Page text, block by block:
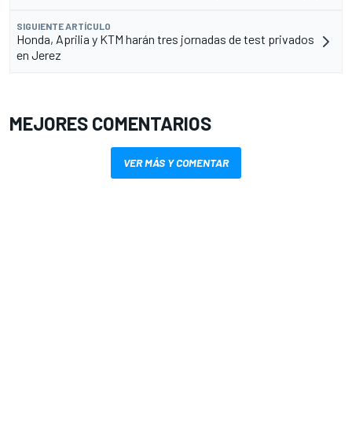
SIGUIENTE ARTÍCULO
Honda, Aprilia y KTM harán tres jornadas de test privados
en Jerez
MEJORES COMENTARIOS
VER MÁS Y COMENTAR